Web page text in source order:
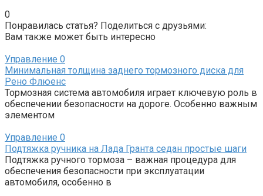
0
Понравилась статья? Поделиться с друзьями:
Вам также может быть интересно
Управление 0
Минимальная толщина заднего тормозного диска для
Рено Флюенс
Тормозная система автомобиля играет ключевую роль в
обеспечении безопасности на дороге. Особенно важным
элементом
Управление 0
Подтяжка ручника на Лада Гранта седан простые шаги
Подтяжка ручного тормоза – важная процедура для
обеспечения безопасности при эксплуатации
автомобиля, особенно в